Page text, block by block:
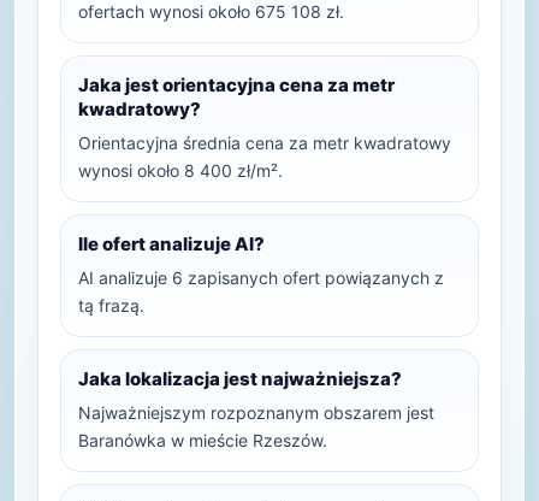
ofertach wynosi około 675 108 zł.
Jaka jest orientacyjna cena za metr
kwadratowy?
Orientacyjna średnia cena za metr kwadratowy
wynosi około 8 400 zł/m².
Ile ofert analizuje AI?
AI analizuje 6 zapisanych ofert powiązanych z
tą frazą.
Jaka lokalizacja jest najważniejsza?
Najważniejszym rozpoznanym obszarem jest
Baranówka w mieście Rzeszów.